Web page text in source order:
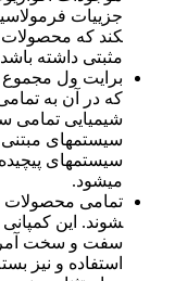
کند که محصولات
مثبتی داشته
برایت ول مجموع
که در آن به
شیمیایی تمامی
سیستم­های
می­شود.
شوند. این
استفاده و نیز